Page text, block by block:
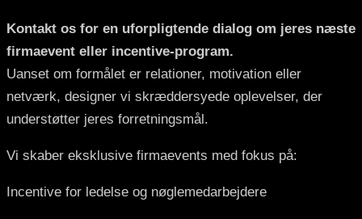
Kontakt os for en uforpligtende dialog om jeres næste
firmaevent eller incentive-program.
Uanset om formålet er relationer, motivation eller
netværk, designer vi skræddersyede oplevelser, der
understøtter jeres forretningsmål.
Vi skaber eksklusive firmaevents med fokus på:
Incentive for ledelse og nøglemedarbejdere